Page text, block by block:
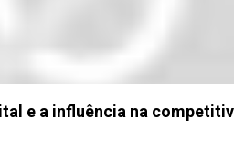
e a influência na